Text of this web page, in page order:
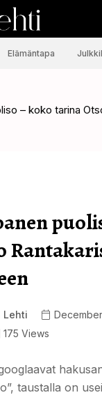
Elämäntapa
– koko tarina
Lehti
175 Views
taustalla on